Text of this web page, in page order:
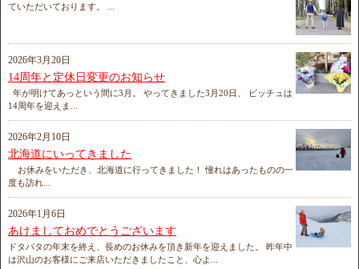
ていただいております。 ...
2026年3月20日
14周年と定休日変更のお知らせ
年が明けてあっという間に3月。 やってきました3月20日、 ピッチュは
14周年を迎えま...
2026年2月10日
北海道にいってきました
お休みをいただき、北海道に行ってきました！ 憧れはあったものの一
度も訪れ...
2026年1月6日
あけましておめでとうございます
ドタバタの年末を終え、長めのお休みを頂き新年を迎えました。 昨年中
は沢山のお客様にご来店いただきましたこと、心よ...